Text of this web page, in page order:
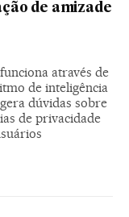
de amizade
através de
de inteligência
dúvidas sobre
de privacidade